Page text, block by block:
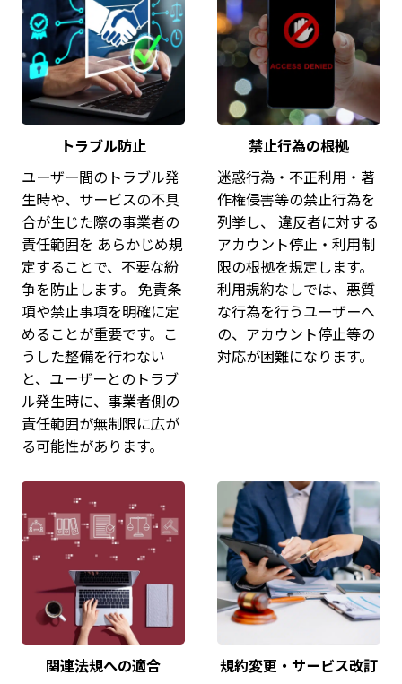
トラブル防止
ユーザー間のトラブル発
生時や、サービスの不具
合が生じた際の事業者の
責任範囲を あらかじめ規
定することで、不要な紛
争を防止します。 免責条
項や禁止事項を明確に定
めることが重要です。こ
うした整備を行わない
と、ユーザーとのトラブ
ル発生時に、事業者側の
責任範囲が無制限に広が
る可能性があります。
禁止行為の根拠
迷惑行為・不正利用・著
作権侵害等の禁止行為を
列挙し、 違反者に対する
アカウント停止・利用制
限の根拠を規定します。
利用規約なしでは、悪質
な行為を行うユーザーへ
の、アカウント停止等の
対応が困難になります。
関連法規への適合
規約変更・サービス改訂